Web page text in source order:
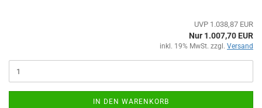
UVP 1.038,87 EUR
Nur 1.007,70 EUR
inkl. 19% MwSt. zzgl. Versand
IN DEN WARENKORB